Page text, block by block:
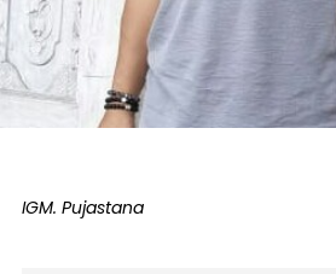
IGM. Pujastana